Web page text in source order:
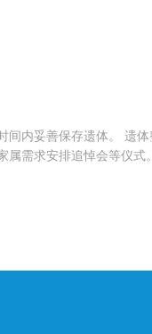
内妥善保存遗体。 遗
需求安排追悼会等仪